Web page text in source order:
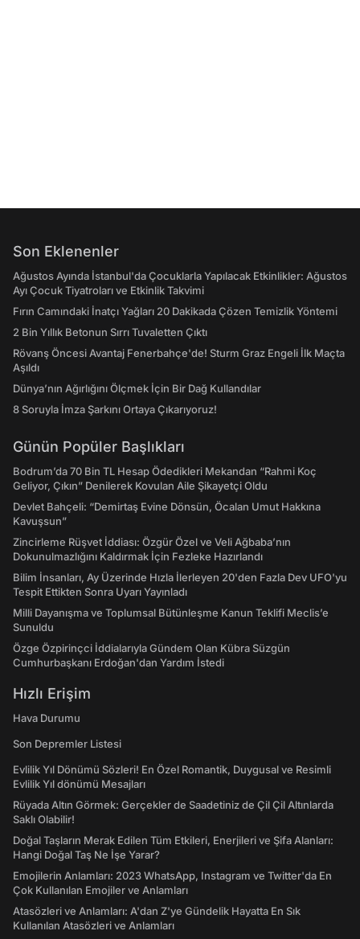
Son Eklenenler
Ağustos Ayında İstanbul'da Çocuklarla Yapılacak Etkinlikler: Ağustos
Ayı Çocuk Tiyatroları ve Etkinlik Takvimi
Fırın Camındaki İnatçı Yağları 20 Dakikada Çözen Temizlik Yöntemi
2 Bin Yıllık Betonun Sırrı Tuvaletten Çıktı
Rövanş Öncesi Avantaj Fenerbahçe'de! Sturm Graz Engeli İlk Maçta
Aşıldı
Dünya’nın Ağırlığını Ölçmek İçin Bir Dağ Kullandılar
8 Soruyla İmza Şarkını Ortaya Çıkarıyoruz!
Günün Popüler Başlıkları
Bodrum’da 70 Bin TL Hesap Ödedikleri Mekandan “Rahmi Koç
Geliyor, Çıkın” Denilerek Kovulan Aile Şikayetçi Oldu
Devlet Bahçeli: “Demirtaş Evine Dönsün, Öcalan Umut Hakkına
Kavuşsun”
Zincirleme Rüşvet İddiası: Özgür Özel ve Veli Ağbaba’nın
Dokunulmazlığını Kaldırmak İçin Fezleke Hazırlandı
Bilim İnsanları, Ay Üzerinde Hızla İlerleyen 20'den Fazla Dev UFO'yu
Tespit Ettikten Sonra Uyarı Yayınladı
Milli Dayanışma ve Toplumsal Bütünleşme Kanun Teklifi Meclis’e
Sunuldu
Özge Özpirinçci İddialarıyla Gündem Olan Kübra Süzgün
Cumhurbaşkanı Erdoğan'dan Yardım İstedi
Hızlı Erişim
Hava Durumu
Son Depremler Listesi
Evlilik Yıl Dönümü Sözleri! En Özel Romantik, Duygusal ve Resimli
Evlilik Yıl dönümü Mesajları
Rüyada Altın Görmek: Gerçekler de Saadetiniz de Çil Çil Altınlarda
Saklı Olabilir!
Doğal Taşların Merak Edilen Tüm Etkileri, Enerjileri ve Şifa Alanları:
Hangi Doğal Taş Ne İşe Yarar?
Emojilerin Anlamları: 2023 WhatsApp, Instagram ve Twitter'da En
Çok Kullanılan Emojiler ve Anlamları
Atasözleri ve Anlamları: A'dan Z'ye Gündelik Hayatta En Sık
Kullanılan Atasözleri ve Anlamları